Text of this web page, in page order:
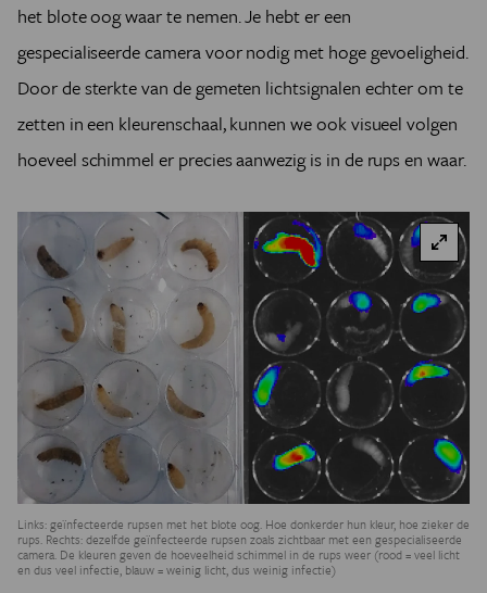
het blote oog waar te nemen. Je hebt er een
gespecialiseerde camera voor nodig met hoge gevoeligheid.
Door de sterkte van de gemeten lichtsignalen echter om te
zetten in een kleurenschaal, kunnen we ook visueel volgen
hoeveel schimmel er precies aanwezig is in de rups en waar.
Links: geïnfecteerde rupsen met het blote oog. Hoe donkerder hun kleur, hoe zieker de
rups. Rechts: dezelfde geïnfecteerde rupsen zoals zichtbaar met een gespecialiseerde
camera. De kleuren geven de hoeveelheid schimmel in de rups weer (rood = veel licht
en dus veel infectie, blauw = weinig licht, dus weinig infectie)